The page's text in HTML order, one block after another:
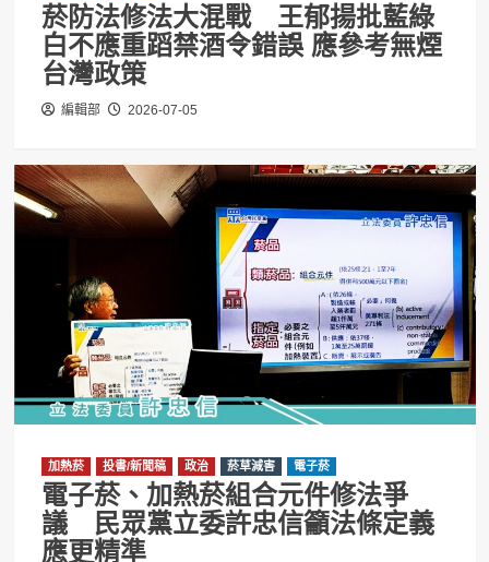
菸防法修法大混戰 王郁揚批藍綠
白不應重蹈禁酒令錯誤 應參考無煙
台灣政策
編輯部 2026-07-05
加熱菸 投書/新聞稿 政治 菸草減害 電子菸
電子菸、加熱菸組合元件修法爭
議 民眾黨立委許忠信籲法條定義
應更精準